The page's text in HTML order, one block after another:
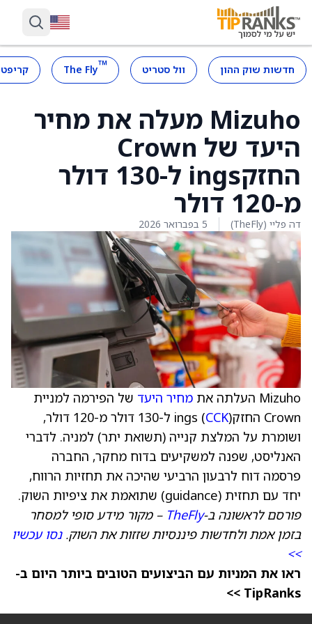
חדשות שוק ההון וול סטריט ™
The Fly
Mizuho מעלה את מחיר
היעד של Crown
החזקings ל-130 דולר
מ-120 דולר
דה פליי (TheFly) 5 בפברואר 2026
Mizuho העלתה את מחיר היעד של הפירמה למניית
Crown החזקings (
CCK
) ל-130 דולר מ-120 דולר,
ושומרת על המלצת קנייה (תשואת יתר) למניה. לדברי
האנליסט, שפנה למשקיעים בדוח מחקר, החברה
פרסמה דוח לרבעון הרביעי שהיכה את תחזיות הרווח,
יחד עם תחזית (guidance) שתואמת את ציפיות השוק.
פורסם לראשונה ב-TheFly – מקור מידע סופי למסחר
בזמן אמת ולחדשות פיננסיות שזזות את השוק.נסו עכשיו
>>
ראו את המניות עם הביצועים הטובים ביותר היום ב-
TipRanks >>